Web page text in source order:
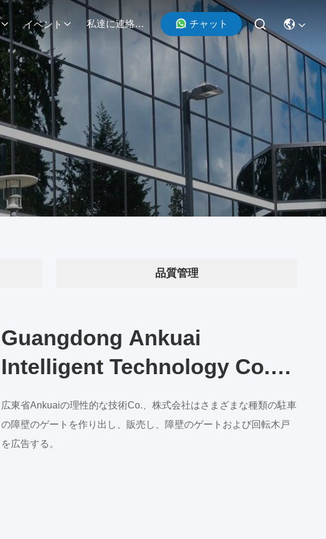
イベント 私達に連絡しなさい チャット
品質管理
Guangdong Ankuai
Intelligent Technology Co.,
Ltd.
広東省Ankuaiの理性的な技術Co.、株式会社はさまざまな種類の駐車
の障壁のゲートを作り出し、販売し、障壁のゲートおよび回転木戸
を広告する。